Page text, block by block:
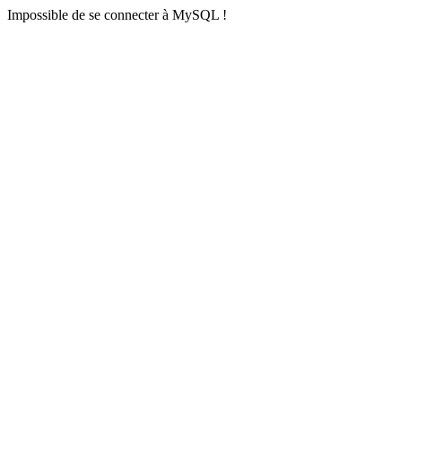
Impossible de se connecter à MySQL !